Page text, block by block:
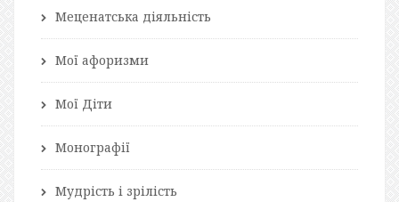
Меценатська діяльність
Мої афоризми
Мої Діти
Монографії
Мудрість і зрілість